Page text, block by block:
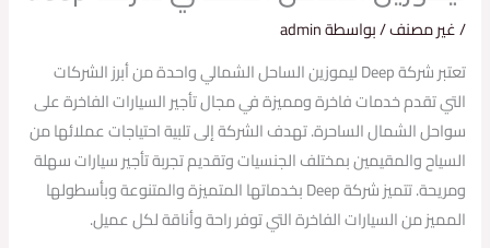
/غير مصنف/ بواسطةadmin
تعتبر شركة Deep ليموزين الساحل الشمالي واحدة من أبرز الشركات
التي تقدم خدمات فاخرة ومميزة في مجال تأجير السيارات الفاخرة على
سواحل الشمال الساحرة. تهدف الشركة إلى تلبية احتياجات عملائها من
السياح والمقيمين بمختلف الجنسيات وتقديم تجربة تأجير سيارات سهلة
ومريحة. تتميز شركة Deep بخدماتها المتميزة والمتنوعة وبأسطولها
المميز من السيارات الفاخرة التي توفر راحة وأناقة لكل عميل.